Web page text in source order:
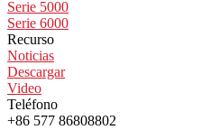
Serie 5000
Serie 6000
Recurso
Noticias
Descargar
Video
Teléfono
+86 577 86808802